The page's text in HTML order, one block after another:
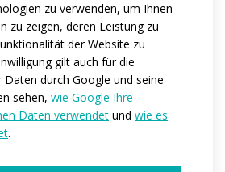
zu verwenden, um Ihnen
zu zeigen, deren Leistung zu
der Website zu
gilt auch für die
Daten durch Google und seine
sehen, wie Google Ihre
Daten verwendet und wie es
.
at121
espan/mesh roubaix
Pánská / Dámská / Dětská
122-128 / 134-140 / 146 / 152
XS / S / M / L / XL / XXL / 3XL / 4XL